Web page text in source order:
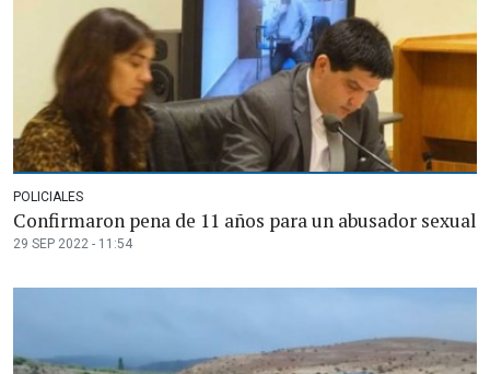
POLICIALES
Confirmaron pena de 11 años para un abusador sexual
29 SEP 2022 - 11:54